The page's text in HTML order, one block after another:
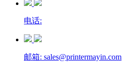
电话:
邮箱: sales@printermayin.com